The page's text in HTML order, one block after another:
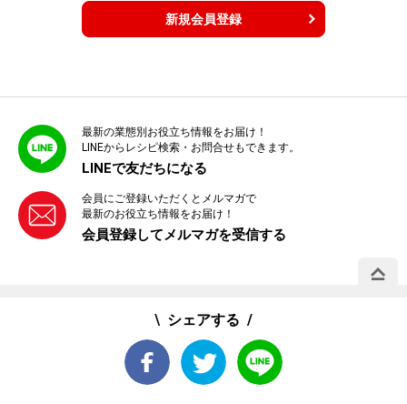
新規会員登録
最新の業態別お役立ち情報をお届け！
LINEからレシピ検索・お問合せもできます。
LINEで友だちになる
会員にご登録いただくとメルマガで
最新のお役立ち情報をお届け！
会員登録してメルマガを受信する
シェアする